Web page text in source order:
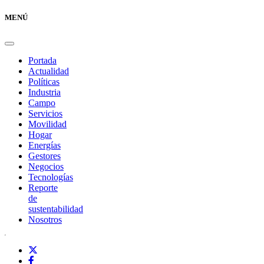
MENÚ
Portada
Actualidad
Políticas
Industria
Campo
Servicios
Movilidad
Hogar
Energías
Gestores
Negocios
Tecnologías
Reporte
de
sustentabilidad
Nosotros